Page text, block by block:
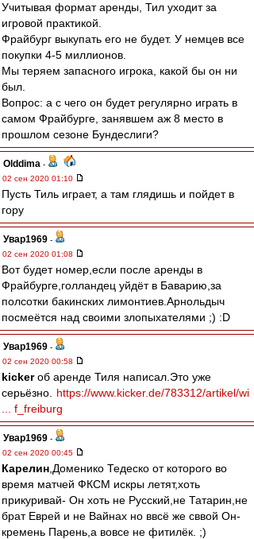
Учитывая формат аренды, Тил уходит за
игровой практикой.
Фрайбург выкупать его не будет. У немцев все
покупки 4-5 миллионов.
Мы теряем запасного игрока, какой бы он ни
был.
Вопрос: а с чего он будет регулярно играть в
самом Фрайбурге, занявшем аж 8 место в
прошлом сезоне Бундеслиги?
Olddima -
02 сен 2020 01:10
Пусть Тиль играет, а там глядишь и пойдет в
гору
Увар1969 -
02 сен 2020 01:08
Вот будет номер,если после аренды в
Фрайбурге,голландец уйдёт в Баварию,за
полсотки бакинских лимонтиев.Арнольдыч
посмеётся над своими злопыхателями ;) :D
Увар1969 -
02 сен 2020 00:58
kickerоб аренде Тиля написал.Это уже
серьёзно.
https://www.kicker.de/783312/artikel/wi
... f_freiburg
Увар1969 -
02 сен 2020 00:45
Карелин ,Доменико Тедеско от которого во
время матчей ФКСМ искры летят,хоть
прикуривай- Он хоть не Русский,не Татарин,не
брат Еврей и не Вайнах но ввсё же сввой Он-
кремень Парень,а вовсе не фитилёк. ;)